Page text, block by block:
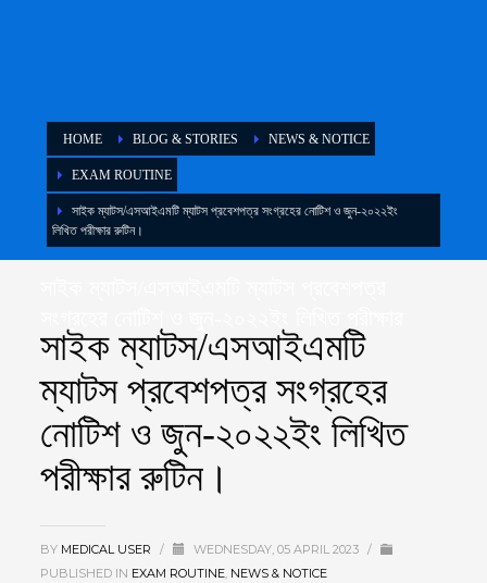
HOME BLOG & STORIES NEWS & NOTICE
EXAM ROUTINE
সাইক ম্যাটস/এসআইএমটি ম্যাটস প্রবেশপত্র সংগ্রহের নোটিশ ও জুন-২০২২ইং
লিখিত পরীক্ষার রুটিন।
রুটিন।
সাইক ম্যাটস/এসআইএমটি
ম্যাটস প্রবেশপত্র সংগ্রহের
নোটিশ ও জুন-২০২২ইং লিখিত
পরীক্ষার রুটিন।
BY MEDICAL USER / WEDNESDAY, 05 APRIL 2023
/
PUBLISHED IN EXAM ROUTINE, NEWS & NOTICE